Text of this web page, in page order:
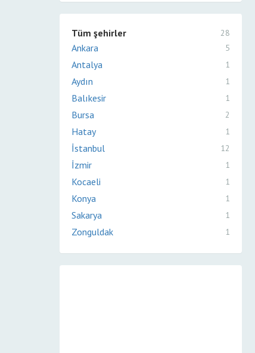
28
Tüm şehirler
5
Ankara
1
Antalya
1
Aydın
1
Balıkesir
2
Bursa
1
Hatay
12
İstanbul
1
İzmir
1
Kocaeli
1
Konya
1
Sakarya
1
Zonguldak